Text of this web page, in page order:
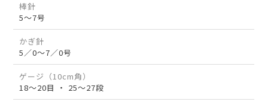
棒針
5～7号
かぎ針
5／0～7／0号
ゲージ（10cm角）
18～20目 ・ 25～27段